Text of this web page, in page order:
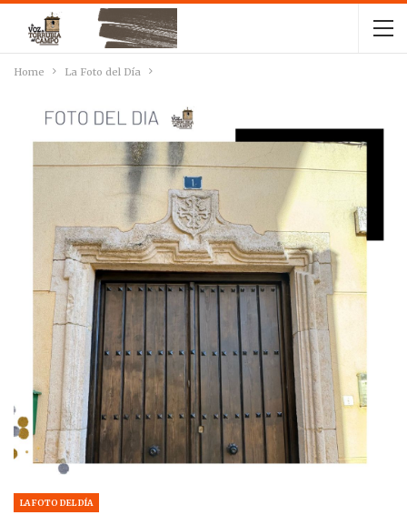
Home La Foto del Día
LA FOTO DEL DÍA